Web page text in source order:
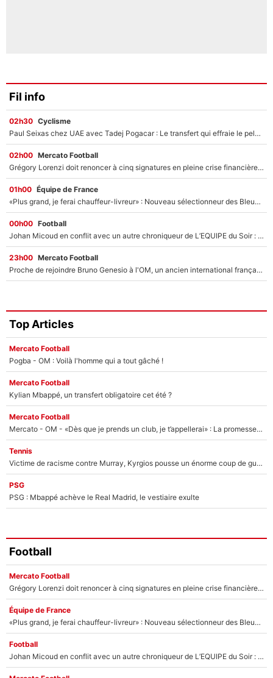
Fil info
02h30 Cyclisme
Paul Seixas chez UAE avec Tadej Pogacar : Le transfert qui effraie le peloton, «c’est la pire des choses qui puisse arriver»
02h00 Mercato Football
Grégory Lorenzi doit renoncer à cinq signatures en pleine crise financière : L’IA propose sept noms à l’OM pour un mercato réussi... à seulement 5M€ !
01h00 Équipe de France
«Plus grand, je ferai chauffeur-livreur» : Nouveau sélectionneur des Bleus, Zinédine Zidane s’était imaginé un avenir très différent lorsqu'il était enfant
00h00 Football
Johan Micoud en conflit avec un autre chroniqueur de L’EQUIPE du Soir : «Pendant un moment, je ne les ai pas remis ensemble dans l'émission»
23h00 Mercato Football
Proche de rejoindre Bruno Genesio à l'OM, un ancien international français va finalement débarquer... sur RMC !
Top Articles
Mercato Football
Pogba - OM : Voilà l'homme qui a tout gâché !
Mercato Football
Kylian Mbappé, un transfert obligatoire cet été ?
Mercato Football
Mercato - OM - «Dès que je prends un club, je t’appellerai» : La promesse de Marcelino au moment de claquer la porte
Tennis
Victime de racisme contre Murray, Kyrgios pousse un énorme coup de gueule !
PSG
PSG : Mbappé achève le Real Madrid, le vestiaire exulte
Football
Mercato Football
Grégory Lorenzi doit renoncer à cinq signatures en pleine crise financière : L’IA propose sept noms à l’OM pour un mercato réussi... à seulement 5M€ !
Équipe de France
«Plus grand, je ferai chauffeur-livreur» : Nouveau sélectionneur des Bleus, Zinédine Zidane s’était imaginé un avenir très différent lorsqu'il était enfant
Football
Johan Micoud en conflit avec un autre chroniqueur de L’EQUIPE du Soir : «Pendant un moment, je ne les ai pas remis ensemble dans l'émission»